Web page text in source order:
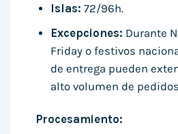
Islas: 72/96h.
Excepciones: Durante
Friday o festivos
de entrega pueden
alto volumen de
Procesamiento: